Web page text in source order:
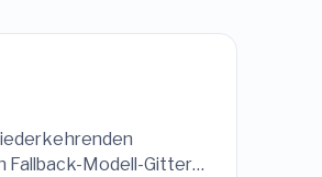
Fallback-Modell-Gittern